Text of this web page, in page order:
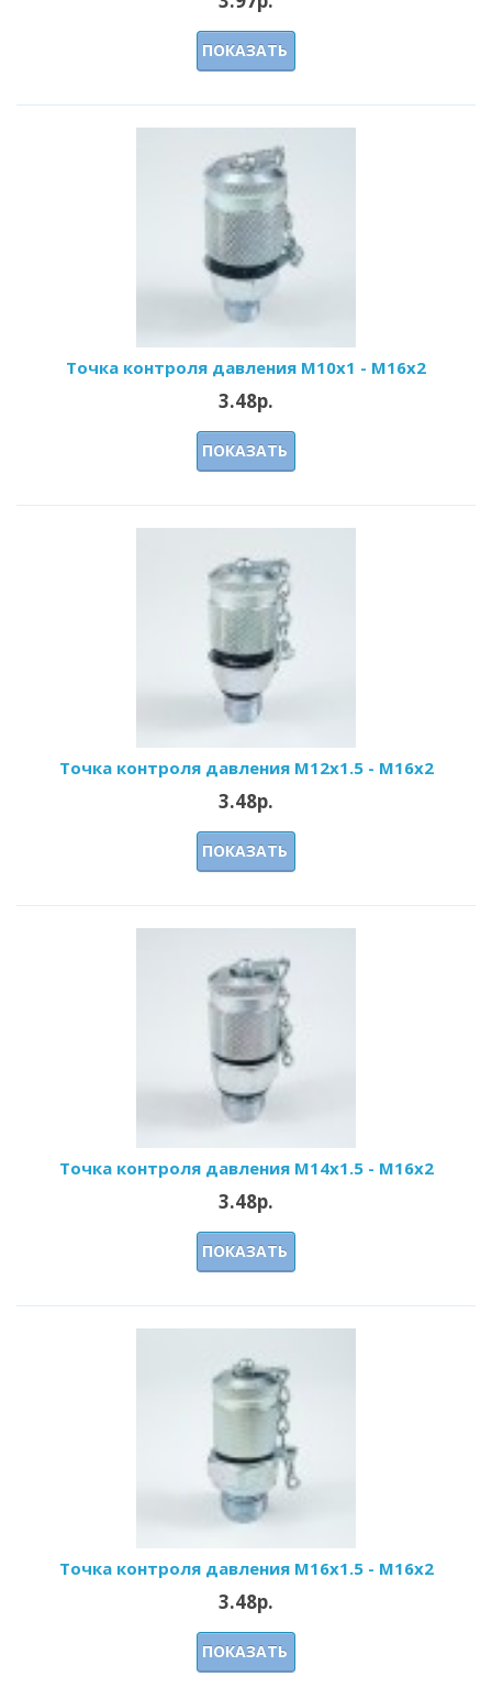
ПОКАЗАТЬ
Точка контроля давления M10x1 - M16x2
3.48р.
ПОКАЗАТЬ
Точка контроля давления M12x1.5 - M16x2
3.48р.
ПОКАЗАТЬ
Точка контроля давления M14x1.5 - M16x2
3.48р.
ПОКАЗАТЬ
Точка контроля давления M16x1.5 - M16x2
3.48р.
ПОКАЗАТЬ